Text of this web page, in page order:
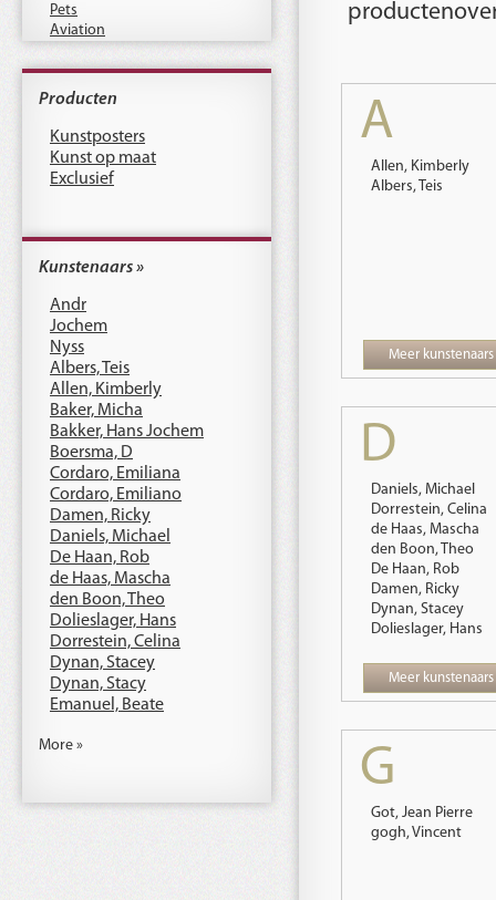
Pets
Aviation
A
Allen, Kimberly
Albers, Teis
Meer kunstenaars
D
Daniels, Michael
Dorrestein, Celina
de Haas, Mascha
den Boon, Theo
De Haan, Rob
Damen, Ricky
Dynan, Stacey
Dolieslager, Hans
Meer kunstenaars
G
Got, Jean Pierre
gogh, Vincent
Producten
Kunstposters
Kunst op maat
Exclusief
Kunstenaars »
Andr
Jochem
Nyss
Albers, Teis
Allen, Kimberly
Baker, Micha
Bakker, Hans Jochem
Boersma, D
Cordaro, Emiliana
Cordaro, Emiliano
Damen, Ricky
Daniels, Michael
De Haan, Rob
de Haas, Mascha
den Boon, Theo
Dolieslager, Hans
Dorrestein, Celina
Dynan, Stacey
Dynan, Stacy
Emanuel, Beate
More »